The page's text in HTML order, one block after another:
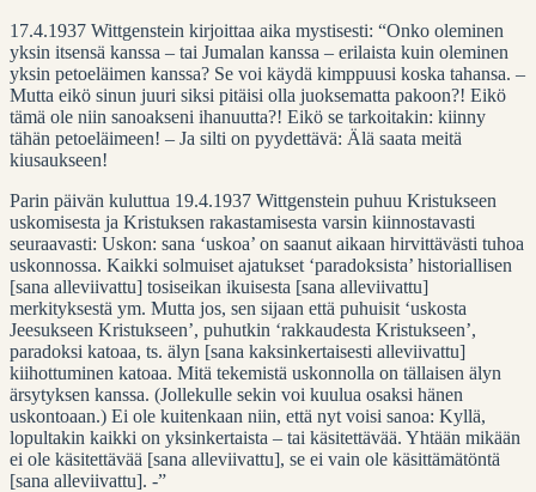
17.4.1937 Wittgenstein kirjoittaa aika mystisesti: “Onko oleminen
yksin itsensä kanssa – tai Jumalan kanssa – erilaista kuin oleminen
yksin petoeläimen kanssa? Se voi käydä kimppuusi koska tahansa. –
Mutta eikö sinun juuri siksi pitäisi olla juoksematta pakoon?! Eikö
tämä ole niin sanoakseni ihanuutta?! Eikö se tarkoitakin: kiinny
tähän petoeläimeen! – Ja silti on pyydettävä: Älä saata meitä
kiusaukseen!
Parin päivän kuluttua 19.4.1937 Wittgenstein puhuu Kristukseen
uskomisesta ja Kristuksen rakastamisesta varsin kiinnostavasti
seuraavasti: Uskon: sana ‘uskoa’ on saanut aikaan hirvittävästi tuhoa
uskonnossa. Kaikki solmuiset ajatukset ‘paradoksista’ historiallisen
[sana alleviivattu] tosiseikan ikuisesta [sana alleviivattu]
merkityksestä ym. Mutta jos, sen sijaan että puhuisit ‘uskosta
Jeesukseen Kristukseen’, puhutkin ‘rakkaudesta Kristukseen’,
paradoksi katoaa, ts. älyn [sana kaksinkertaisesti alleviivattu]
kiihottuminen katoaa. Mitä tekemistä uskonnolla on tällaisen älyn
ärsytyksen kanssa. (Jollekulle sekin voi kuulua osaksi hänen
uskontoaan.) Ei ole kuitenkaan niin, että nyt voisi sanoa: Kyllä,
lopultakin kaikki on yksinkertaista – tai käsitettävää. Yhtään mikään
ei ole käsitettävää [sana alleviivattu], se ei vain ole käsittämätöntä
[sana alleviivattu]. -”